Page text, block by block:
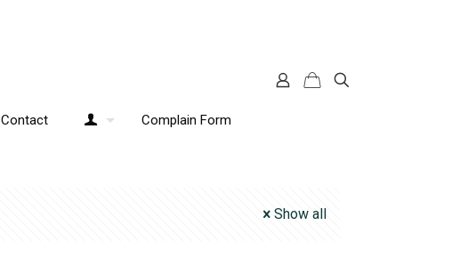
Contact Complain Form
Show all